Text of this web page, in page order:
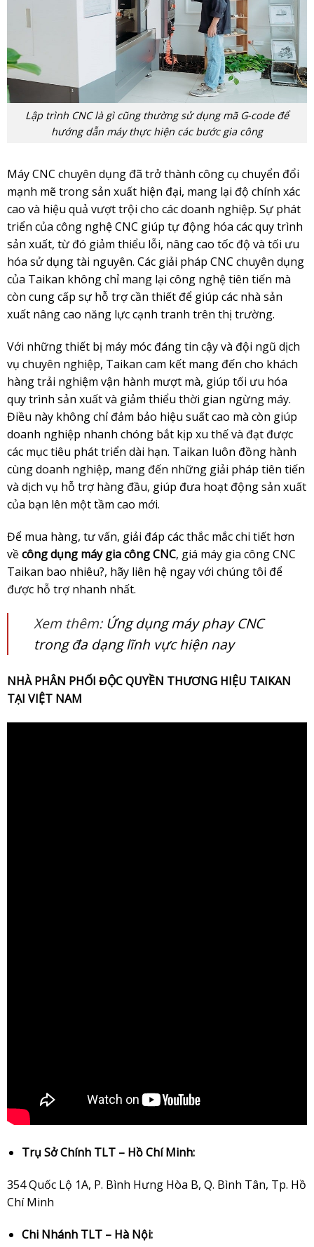
Lập trình CNC là gì cũng thường sử dụng mã G-code để
hướng dẫn máy thực hiện các bước gia công
Máy CNC chuyên dụng đã trở thành công cụ chuyển đổi
mạnh mẽ trong sản xuất hiện đại, mang lại độ chính xác
cao và hiệu quả vượt trội cho các doanh nghiệp. Sự phát
triển của công nghệ CNC giúp tự động hóa các quy trình
sản xuất, từ đó giảm thiểu lỗi, nâng cao tốc độ và tối ưu
hóa sử dụng tài nguyên. Các giải pháp CNC chuyên dụng
của Taikan không chỉ mang lại công nghệ tiên tiến mà
còn cung cấp sự hỗ trợ cần thiết để giúp các nhà sản
xuất nâng cao năng lực cạnh tranh trên thị trường.
Với những thiết bị máy móc đáng tin cậy và đội ngũ dịch
vụ chuyên nghiệp, Taikan cam kết mang đến cho khách
hàng trải nghiệm vận hành mượt mà, giúp tối ưu hóa
quy trình sản xuất và giảm thiểu thời gian ngừng máy.
Điều này không chỉ đảm bảo hiệu suất cao mà còn giúp
doanh nghiệp nhanh chóng bắt kịp xu thế và đạt được
các mục tiêu phát triển dài hạn. Taikan luôn đồng hành
cùng doanh nghiệp, mang đến những giải pháp tiên tiến
và dịch vụ hỗ trợ hàng đầu, giúp đưa hoạt động sản xuất
của bạn lên một tầm cao mới.
Để mua hàng, tư vấn, giải đáp các thắc mắc chi tiết hơn
vềcông dụng máy gia công CNC, giá máy gia công CNC
Taikan bao nhiêu?, hãy liên hệ ngay với chúng tôi để
được hỗ trợ nhanh nhất.
Xem thêm: Ứng dụng máy phay CNC
trong đa dạng lĩnh vực hiện nay
NHÀ PHÂN PHỐI ĐỘC QUYỀN THƯƠNG HIỆU TAIKAN
TẠI VIỆT NAM
Trụ Sở Chính TLT – Hồ Chí Minh:
354 Quốc Lộ 1A, P. Bình Hưng Hòa B, Q. Bình Tân, Tp. Hồ
Chí Minh
Chi Nhánh TLT – Hà Nội: